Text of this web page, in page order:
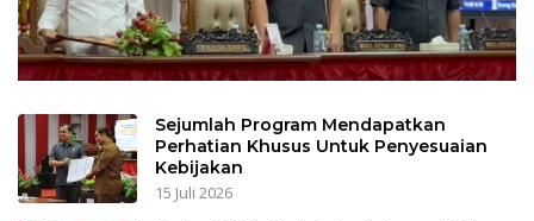
Sejumlah Program Mendapatkan
Perhatian Khusus Untuk Penyesuaian
Kebijakan
15 Juli 2026